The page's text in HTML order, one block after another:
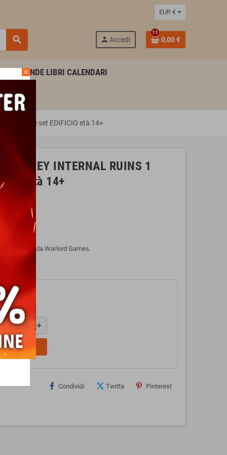
EUR €
search person Accedi
11
0,00 €
AGENDE LIBRI CALENDARI
miniature set EDIFICIO età 14+
INTERNAL RUINS 1
età 14+
RUINS 1 da Warlord Games.
add
Condividi Twitta Pinterest
close